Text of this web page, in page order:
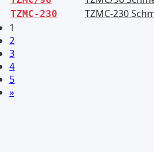
TZMC-230 TZMC-230
1
2
3
4
5
»